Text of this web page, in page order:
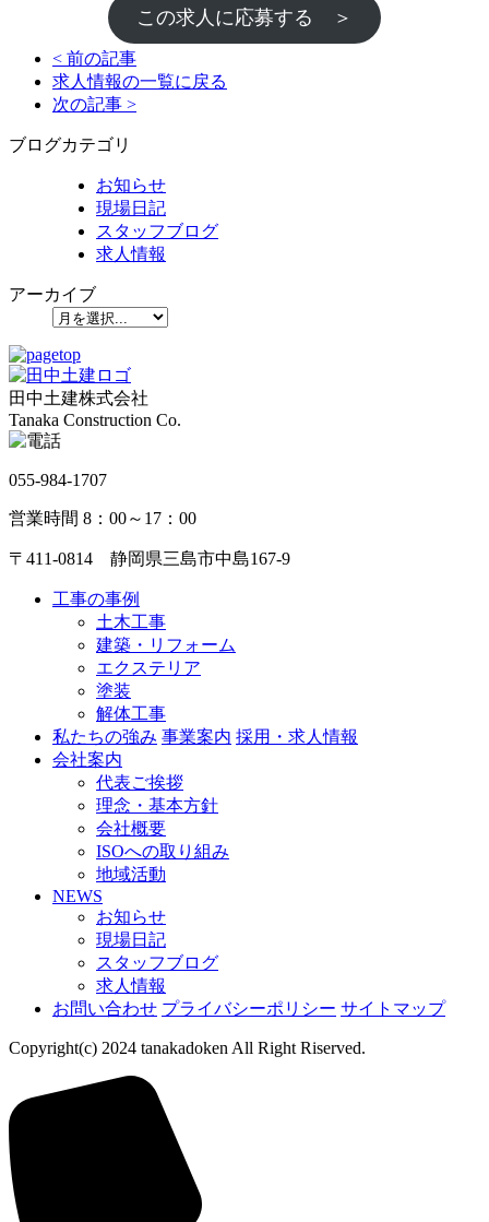
この求人に応募する ＞
< 前の記事
求人情報の一覧に戻る
次の記事 >
ブログカテゴリ
お知らせ
現場日記
スタッフブログ
求人情報
アーカイブ
田中土建株式会社
Tanaka Construction Co.
055-984-1707
営業時間 8：00～17：00
〒411-0814 静岡県三島市中島167-9
工事の事例
土木工事
建築・リフォーム
エクステリア
塗装
解体工事
私たちの強み 事業案内 採用・求人情報
会社案内
代表ご挨拶
理念・基本方針
会社概要
ISOへの取り組み
地域活動
NEWS
お知らせ
現場日記
スタッフブログ
求人情報
お問い合わせ プライバシーポリシー サイトマップ
Copyright(c) 2024 tanakadoken All Right Riserved.